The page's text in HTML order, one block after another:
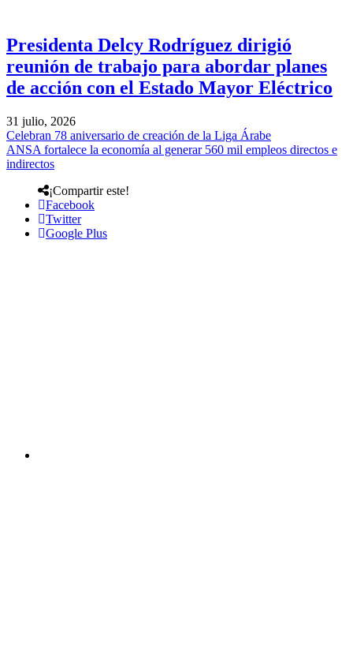
Presidenta Delcy Rodríguez dirigió
reunión de trabajo para abordar planes
de acción con el Estado Mayor Eléctrico
31 julio, 2026
Celebran 78 aniversario de creación de la Liga Árabe
ANSA fortalece la economía al generar 560 mil empleos directos e
indirectos
¡Compartir este!
Facebook
Twitter
Google Plus